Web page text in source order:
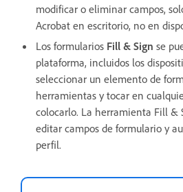
modificar o eliminar campos,
Acrobat en escritorio, no en
Los formularios Fill & Sign se
plataforma, incluidos los
seleccionar un elemento de
herramientas y tocar en
colocarlo. La herramienta Fill &
editar campos de formulario y
perfil.